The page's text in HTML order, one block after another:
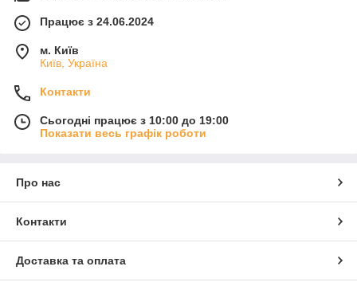
Працює з 24.06.2024
м. Київ
Київ, Україна
Контакти
Сьогодні працює з 10:00 до 19:00
Показати весь графік роботи
Про нас
Контакти
Доставка та оплата